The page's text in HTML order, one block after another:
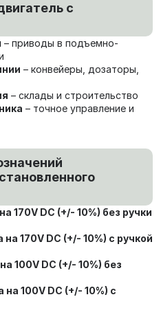
с
– приводы в подъемно-
– конвейеры, дозаторы,
– склады и строительство
– точное управление и
170V DC (+/- 10%) без ручки
170V DC (+/- 10%) с ручкой
100V DC (+/- 10%) без
100V DC (+/- 10%) с